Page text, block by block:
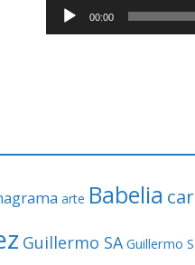
c
í
e
00:00
arte Babelia
Guillermo SA Guillermo